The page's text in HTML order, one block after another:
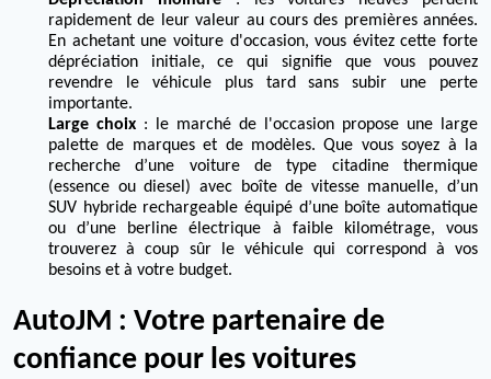
rapidement de leur valeur au cours des premières années.
En achetant une voiture d'occasion, vous évitez cette forte
dépréciation initiale, ce qui signifie que vous pouvez
revendre le véhicule plus tard sans subir une perte
importante.
Large choix : le marché de l'occasion propose une large
palette de marques et de modèles. Que vous soyez à la
recherche d’une voiture de type citadine thermique
(essence ou diesel) avec boîte de vitesse manuelle, d’un
SUV hybride rechargeable équipé d’une boîte automatique
ou d’une berline électrique à faible kilométrage, vous
trouverez à coup sûr le véhicule qui correspond à vos
besoins et à votre budget.
AutoJM : Votre partenaire de
confiance pour les voitures